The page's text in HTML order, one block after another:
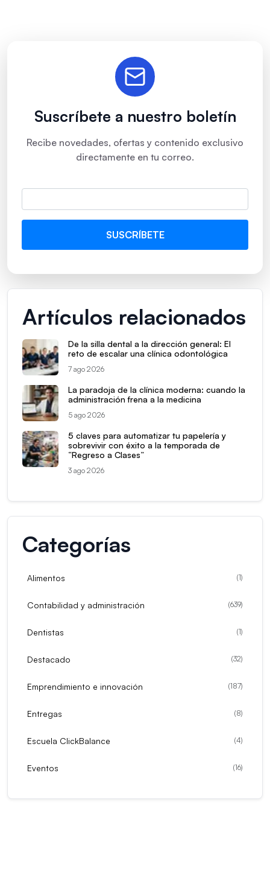
Suscríbete a nuestro boletín
Recibe novedades, ofertas y contenido exclusivo
directamente en tu correo.
Artículos relacionados
De la silla dental a la dirección general: El
reto de escalar una clínica odontológica
7 ago 2026
La paradoja de la clínica moderna: cuando la
administración frena a la medicina
5 ago 2026
5 claves para automatizar tu papelería y
sobrevivir con éxito a la temporada de
“Regreso a Clases”
3 ago 2026
Categorías
Alimentos (1)
Contabilidad y administración (639)
Dentistas (1)
Destacado (32)
Emprendimiento e innovación (187)
Entregas (8)
Escuela ClickBalance (4)
Eventos (16)